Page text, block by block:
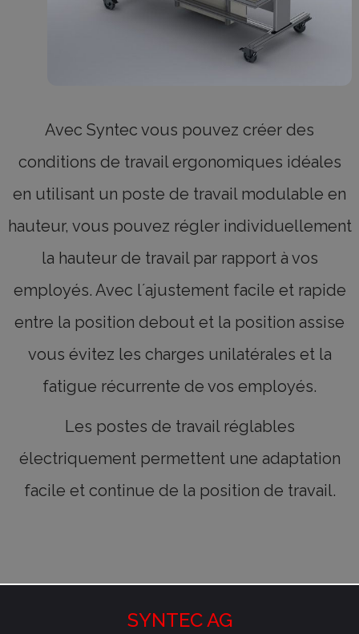
Avec Syntec vous pouvez créer des
conditions de travail ergonomiques idéales
en utilisant un poste de travail modulable en
hauteur, vous pouvez régler individuellement
la hauteur de travail par rapport à vos
employés. Avec l´ajustement facile et rapide
entre la position debout et la position assise
vous évitez les charges unilatérales et la
fatigue récurrente de vos employés.
Les postes de travail réglables
électriquement permettent une adaptation
facile et continue de la position de travail.
SYNTEC AG